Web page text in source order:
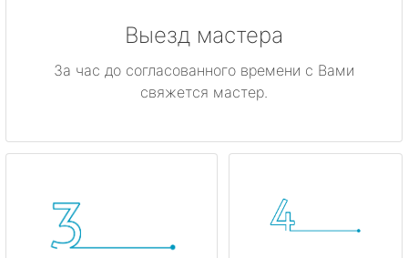
Выезд мастера
За час до согласованного времени с Вами
свяжется мастер.